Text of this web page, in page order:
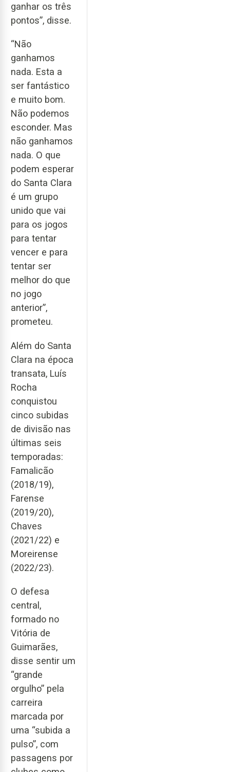
ganhar os três
pontos”, disse.
“Não
ganhamos
nada. Esta a
ser fantástico
e muito bom.
Não podemos
esconder. Mas
não ganhamos
nada. O que
podem esperar
do Santa Clara
é um grupo
unido que vai
para os jogos
para tentar
vencer e para
tentar ser
melhor do que
no jogo
anterior”,
prometeu.
Além do Santa
Clara na época
transata, Luís
Rocha
conquistou
cinco subidas
de divisão nas
últimas seis
temporadas:
Famalicão
(2018/19),
Farense
(2019/20),
Chaves
(2021/22) e
Moreirense
(2022/23).
O defesa
central,
formado no
Vitória de
Guimarães,
disse sentir um
“grande
orgulho” pela
carreira
marcada por
uma “subida a
pulso”, com
passagens por